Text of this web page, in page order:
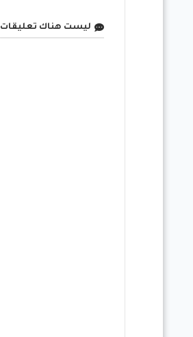
ليست هناك تعليقات